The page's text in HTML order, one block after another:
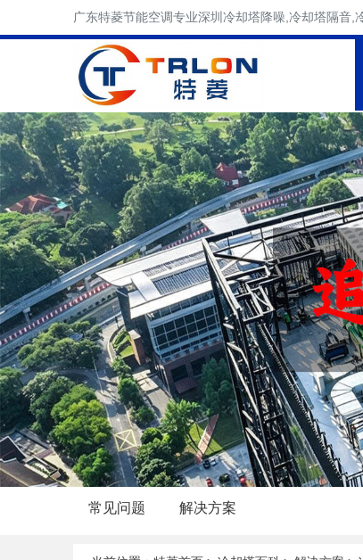
广东特菱节能空调专业深圳冷却塔降噪,冷却塔隔音,
常见问题 解决方案